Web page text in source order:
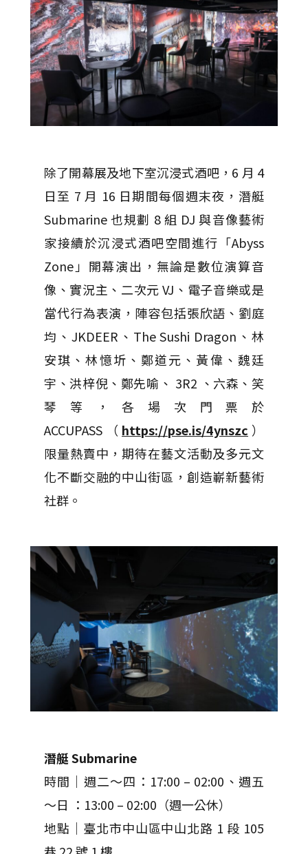
除了開幕展及地下室沉浸式酒吧，6 月 4
日至 7 月 16 日期間每個週末夜，潛艇
Submarine 也規劃 8 組 DJ 與音像藝術
家接續於沉浸式酒吧空間進行「Abyss
Zone」開幕演出，無論是數位演算音
像、實況主、二次元 VJ、電子音樂或是
當代行為表演，陣容包括張欣語、劉庭
均、JKDEER、The Sushi Dragon、林
安琪、林憶圻、鄭道元、黃偉、魏廷
宇、洪梓倪、鄭先喻、 3R2 、六森、笑
琴等，各場次門票於
ACCUPASS（ https://pse.is/4ynszc ）
限量熱賣中，期待在藝文活動及多元文
化不斷交融的中山街區，創造嶄新藝術
社群。
潛艇 Submarine
時間｜週二～四：17:00 – 02:00、週五
～日 ：13:00 – 02:00（週一公休）
地點｜臺北市中山區中山北路 1 段 105